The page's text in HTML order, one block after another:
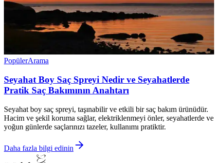
PopülerArama
Seyahat Boy Saç Spreyi Nedir ve Seyahatlerde
Pratik Saç Bakımının Anahtarı
Seyahat boy saç spreyi, taşınabilir ve etkili bir saç bakım ürünüdür.
Hacim ve şekil koruma sağlar, elektriklenmeyi önler, seyahatlerde ve
yoğun günlerde saçlarınızı tazeler, kullanımı pratiktir.
Daha fazla bilgi edinin